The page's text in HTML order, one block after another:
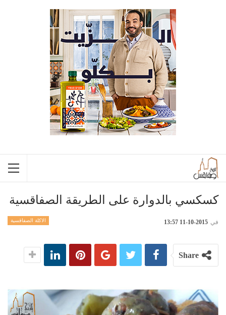
كسكسي بالدوارة على الطريقة الصفاقسية
الاكلة الصفاقسية في 2015-10-11 13:57
Share